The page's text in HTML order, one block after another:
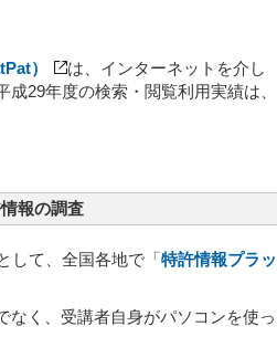
）
は、インターネットを介し
29年度の検索・閲覧利用実績は、
報の調査
して、全国各地で「特許情報プラッ
なく、受講者自身がパソコンを使っ